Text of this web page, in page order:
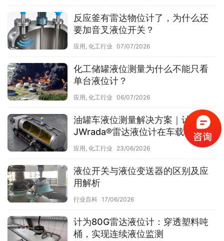
反应釜有雷达物位计了，为什么还
要加音叉液位开关？
应用, 化工行业 07/07/2026
化工储罐液位测量为什么不能只看
单台液位计？
应用, 化工行业 06/07/2026
油罐车液位测量解决方案｜计为
JWrada®雷达液位计在车载移动储
罐中的应用
应用, 化工行业 23/06/2026
液位开关与液位变送器的区别及应
用解析
行业百科 17/06/2026
计为80G雷达液位计：穿透塑料吨
桶，实现连续液位监测